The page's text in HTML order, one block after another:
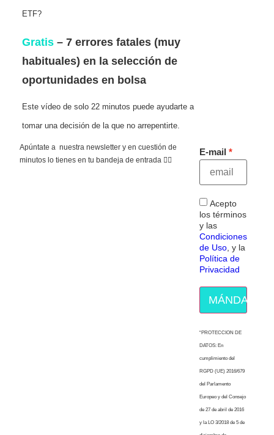
ETF?
Gratis – 7 errores fatales (muy
habituales) en la selección de
oportunidades en bolsa
Este vídeo de solo 22 minutos puede ayudarte a
tomar una decisión de la que no arrepentirte.
Apúntate a nuestra newsletter y en cuestión de
minutos lo tienes en tu bandeja de entrada 👇🏻
E-mail
Acepto
los términos
y las
Condiciones
de Uso , y la
Política de
Privacidad
MÁNDAME
“PROTECCION DE
DATOS: En
cumplimiento del
RGPD (UE) 2016/679
del Parlamento
Europeo y del Consejo
de 27 de abril de 2016
y la LO 3/2018 de 5 de